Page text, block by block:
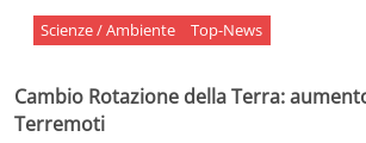
Scienze / Ambiente Top-News
Cambio Rotazione della Terra:
Terremoti